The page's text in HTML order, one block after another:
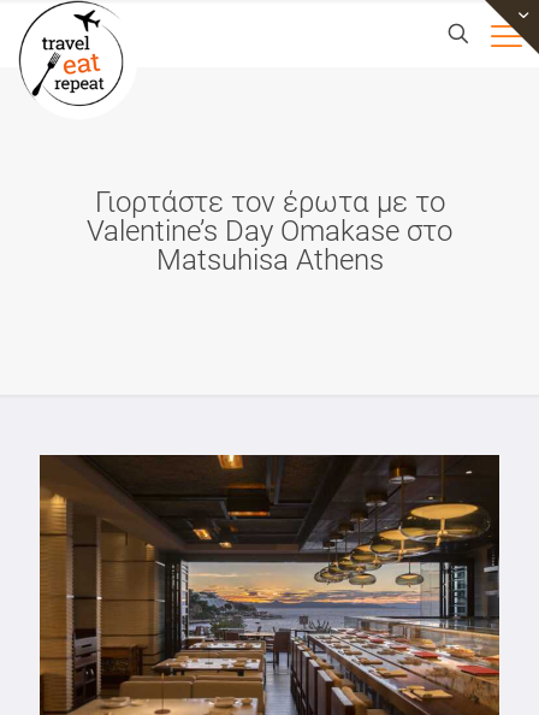
Γιορτάστε τον έρωτα με το
Valentine’s Day Omakase στο
Matsuhisa Athens